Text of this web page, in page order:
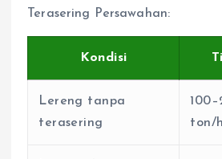
Terasering Persawahan:
Kondisi
Lereng tanpa
terasering
ton/